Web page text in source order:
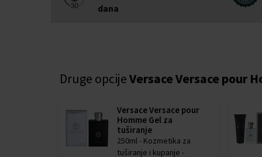
dana
Druge opcijeVersace Versace pour
Versace Versace pour
Homme Gel za
tuširanje
250ml - Kozmetika za
tuširanje i kupanje -